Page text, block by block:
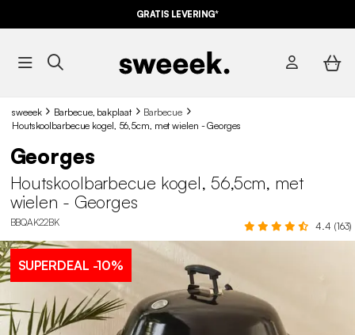
GRATIS LEVERING*
sweeek Barbecue, bakplaat
Barbecue
Houtskoolbarbecue kogel, 56,5cm, met wielen - Georges
Georges
Houtskoolbarbecue kogel, 56,5cm, met
wielen - Georges
BBQAK22BK 4.4 (163)
SUPERDEAL -10%